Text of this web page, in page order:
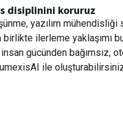
disiplinini koruruz
yazılım
birlikte ilerleme yaklaşımı
gücünden bağımsız,
ile